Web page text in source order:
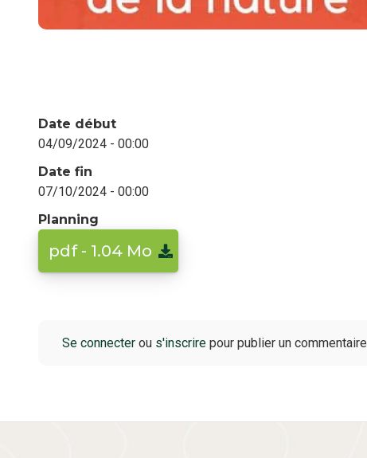
Date début
04/09/2024 - 00:00
Date fin
07/10/2024 - 00:00
Planning
pdf - 1.04 Mo
Se connecter ou s'inscrire pour publier un commentaire